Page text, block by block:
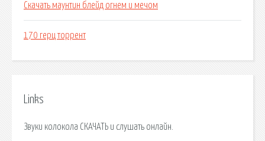
Скачать маунтин блейд огнем и мечом
170 герц торрент
Links
Звуки колокола СКАЧАТЬ и слушать онлайн.